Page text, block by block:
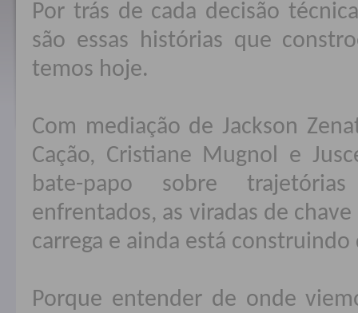
Por trás de cada decisão
são essas histórias que
temos hoje.
Com mediação de Jackson
Cação, Cristiane Mugnol e
bate-papo sobre
enfrentados, as viradas de
carrega e ainda está
Porque entender de onde